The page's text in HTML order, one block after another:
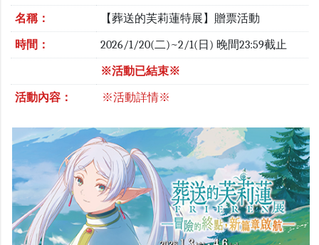
名稱： 【葬送的芙莉蓮特展】贈票活動
時間： 2026/1/20(二)~2/1(日) 晚間23:59截止
※活動已結束※
活動內容： ※活動詳情※